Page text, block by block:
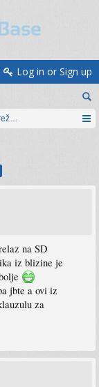
Log in or Sign up
i web servisi
na SD
iz blizine je
jbte a ovi iz
za